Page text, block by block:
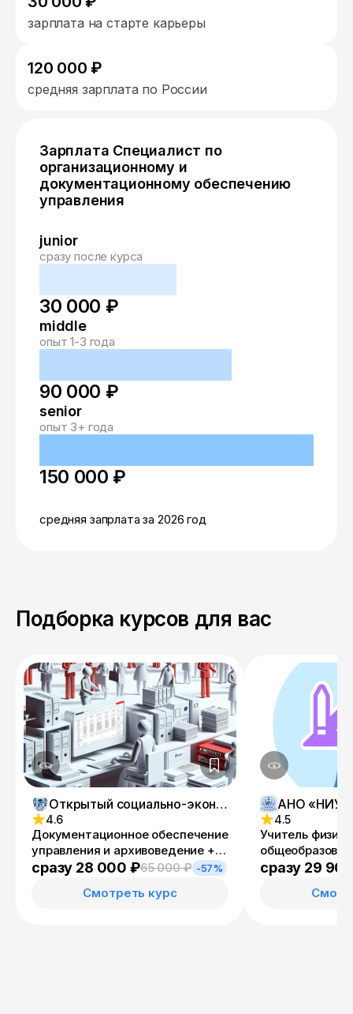
зарплата на старте карьеры
120 000 ₽
средняя зарплата по России
Зарплата Специалист по
организационному и
документационному обеспечению
управления
junior
сразу после курса
30 000 ₽
middle
опыт 1-3 года
90 000 ₽
senior
опыт 3+ года
150 000 ₽
средняя запрлата за 2026 год
Подборка курсов для вас
Открытый социально-экономический колледж
4.6
Документационное обеспечение
управления и архивоведение +
Специалист административно-
сразу 28 000 ₽65 000 ₽ -57%
Смотреть курс
4.5
Учитель
организациях,
деятельности
сразу 29